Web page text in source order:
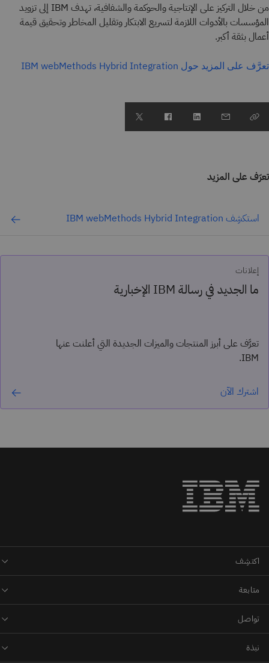
من خلال التركيز على الإنتاجية والحوكمة والشفافية، تهدف IBM إلى تزويد
المؤسسات بالأدوات اللازمة لتسريع الابتكار وتقليل المخاطر وتحقيق قيمة
أعمال بثقة أكبر.
تعرَّف على المزيد حول IBM webMethods Hybrid Integration
تعرّف على المزيد
استكشِف IBM webMethods Hybrid Integration
إعلانات
ما الجديد في رسالة IBM الإخبارية
تعرَّف على أبرز المنتجات والميزات الجديدة التي أعلنت عنها
IBM.
اشترك الآن